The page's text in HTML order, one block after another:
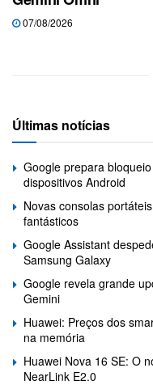
07/08/2026
Últimas notícias
Google prepara
dispositivos Android
Novas consolas
fantásticos
Google Assistant
Samsung Galaxy
Google revela grande
Gemini
Huawei: Preços dos
na memória
Huawei Nova 16 SE: O
NearLink E2.0